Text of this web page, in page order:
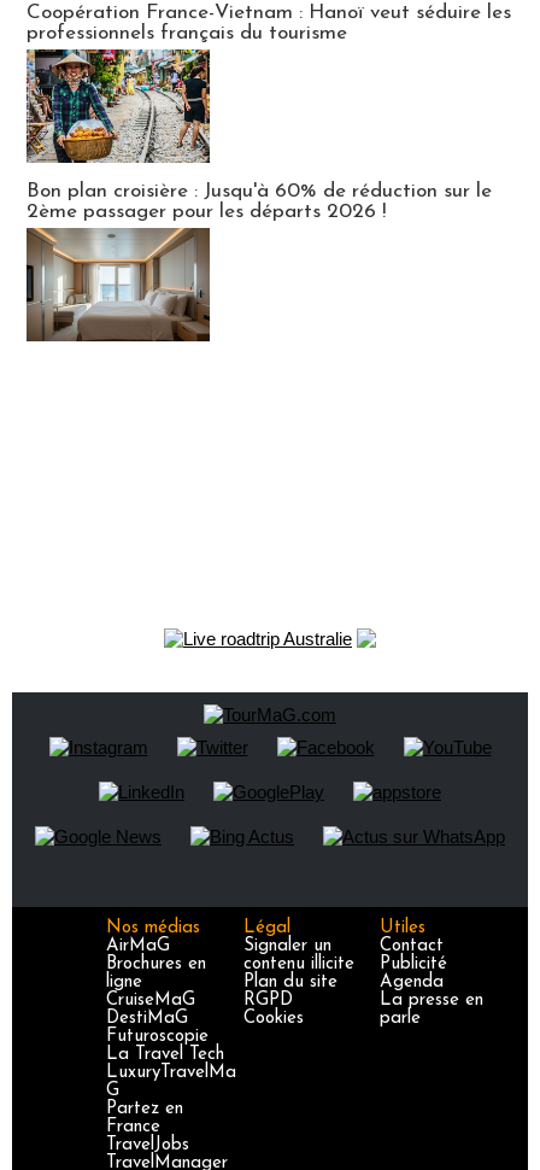
Coopération France-Vietnam : Hanoï veut séduire les
professionnels français du tourisme
Bon plan croisière : Jusqu'à 60% de réduction sur le
2ème passager pour les départs 2026 !
Nos médias
AirMaG
Brochures en
ligne
CruiseMaG
DestiMaG
Futuroscopie
La Travel Tech
LuxuryTravelMa
G
Partez en
France
TravelJobs
TravelManager
Légal
Signaler un
contenu illicite
Plan du site
RGPD
Cookies
Utiles
Contact
Publicité
Agenda
La presse en
parle